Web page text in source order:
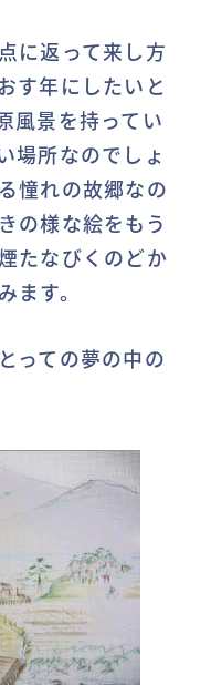
に返って来し方
す年にしたいと
風景を持ってい
場所なのでしょ
憧れの故郷なの
の様な絵をもう
たなびくのどか
ます。
っての夢の中の